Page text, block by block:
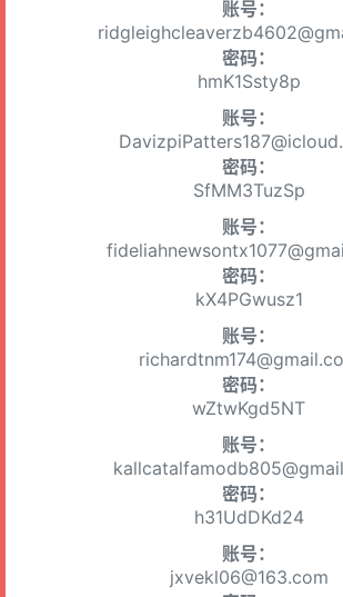
账号：
密码：
hmK1Ssty8p
账号：
密码：
SfMM3TuzSp
账号：
密码：
kX4PGwusz1
账号：
密码：
wZtwKgd5NT
账号：
密码：
h31UdDKd24
账号：
jxvekl06@163.com